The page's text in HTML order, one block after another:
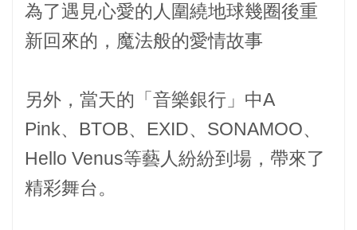
為了遇見心愛的人圍繞地球幾圈後重
新回來的，魔法般的愛情故事
另外，當天的「音樂銀行」中A
Pink、BTOB、EXID、SONAMOO、
Hello Venus等藝人紛紛到場，帶來了
精彩舞台。